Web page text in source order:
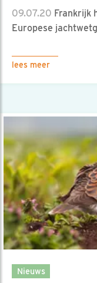
09.07.20 Frankrijk
Europese
lees meer
Nieuws